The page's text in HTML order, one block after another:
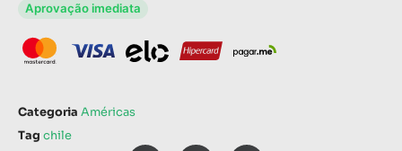
Aprovação imediata
Categoria Américas
Tag chile